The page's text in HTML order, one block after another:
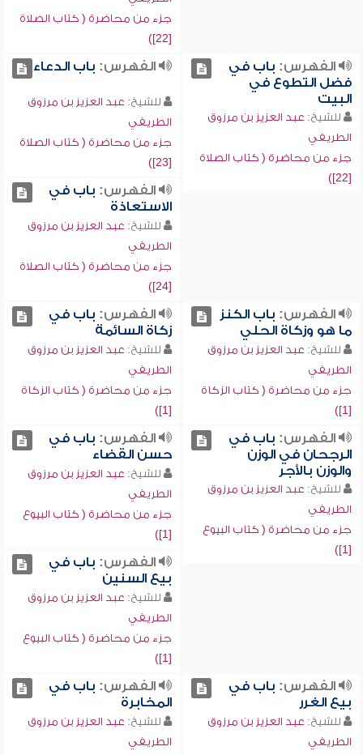
جزء من محاضرة ( كتاب الصلاة
[22])
الفهرس: باب في
فضل التطوع في
البيت
للشيخ: عبد العزيز بن مرزوق
الطريفي
جزء من محاضرة ( كتاب الصلاة
[22])
الفهرس: باب الدعاء
للشيخ: عبد العزيز بن مرزوق
الطريفي
جزء من محاضرة ( كتاب الصلاة
[23])
الفهرس: باب في
الاستعاذة
للشيخ: عبد العزيز بن مرزوق
الطريفي
جزء من محاضرة ( كتاب الصلاة
[24])
الفهرس: باب الكنز
ما هو وزكاة الحلي
للشيخ: عبد العزيز بن مرزوق
الطريفي
جزء من محاضرة ( كتاب الزكاة
[1])
الفهرس: باب في
زكاة السائمة
للشيخ: عبد العزيز بن مرزوق
الطريفي
جزء من محاضرة ( كتاب الزكاة
[1])
الفهرس: باب في
الرجحان في الوزن
والوزن بالأجر
للشيخ: عبد العزيز بن مرزوق
الطريفي
جزء من محاضرة ( كتاب البيوع
[1])
الفهرس: باب في
حسن القضاء
للشيخ: عبد العزيز بن مرزوق
الطريفي
جزء من محاضرة ( كتاب البيوع
[1])
الفهرس: باب في
بيع السنين
للشيخ: عبد العزيز بن مرزوق
الطريفي
جزء من محاضرة ( كتاب البيوع
[1])
الفهرس: باب في
بيع الغرر
للشيخ: عبد العزيز بن مرزوق
الطريفي
الفهرس: باب في
المخابرة
للشيخ: عبد العزيز بن مرزوق
الطريفي